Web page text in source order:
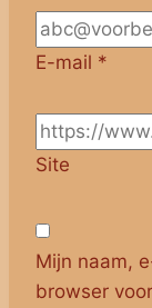
E-mail *
Site
Mijn naam,
browser